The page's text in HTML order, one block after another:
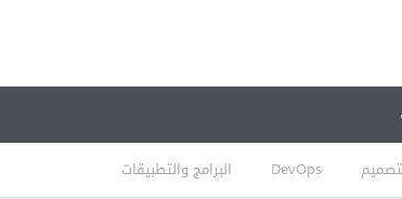
DevOps البرامج والتطبيقات